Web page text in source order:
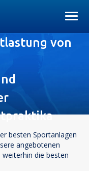
von
besten Sportanlagen
angebotenen
die besten